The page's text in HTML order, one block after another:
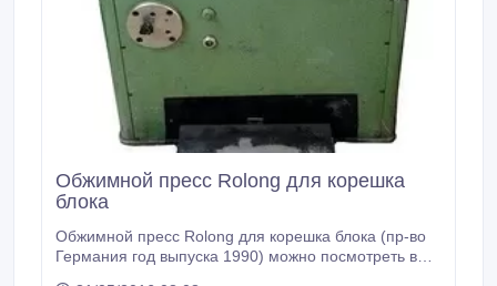
Обжимной пресс Rolong для корешка
блока
Обжимной пресс Rolong для корешка блока (пр-во
Германия год выпуска 1990) можно посмотреть в